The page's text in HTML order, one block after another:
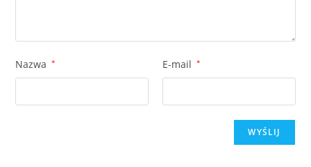
Nazwa * E-mail *